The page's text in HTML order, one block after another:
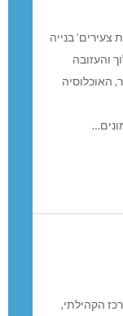
צעירים’ בנייה
והעזובה
האוכלוסיה
הקהילתי,